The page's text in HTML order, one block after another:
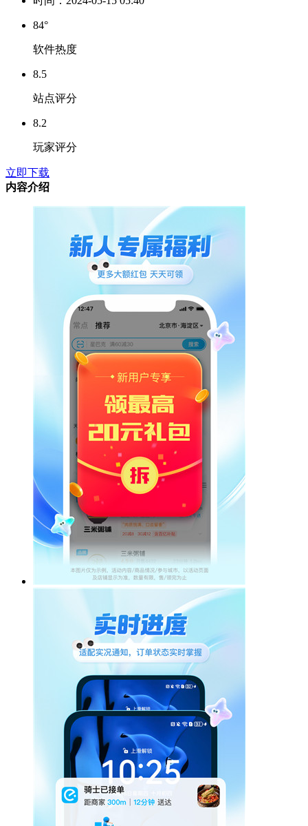
84°
软件热度
8.5
站点评分
8.2
玩家评分
立即下载
内容介绍